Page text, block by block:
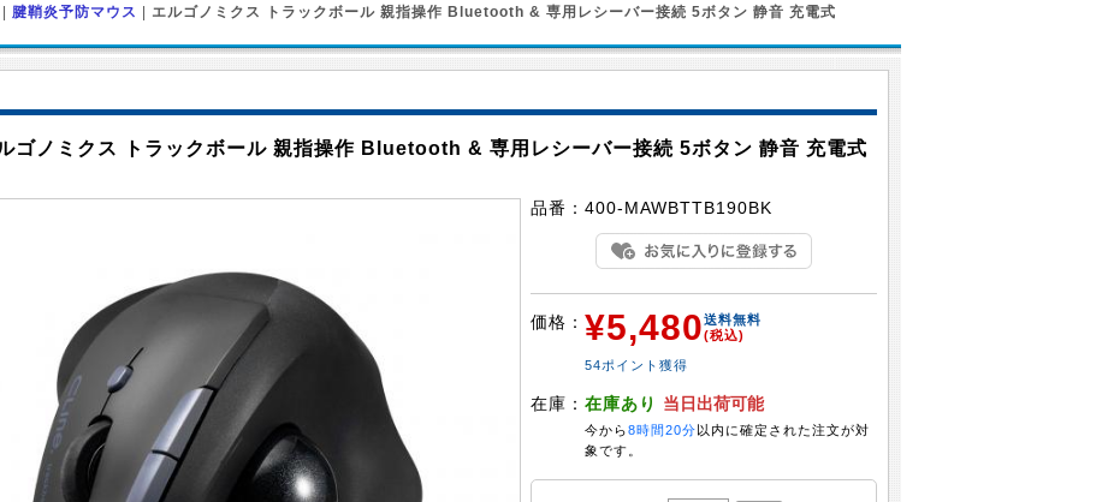
| 腱鞘炎予防マウス | エルゴノミクス トラックボール 親指操作 Bluetooth & 専用レシーバー接続 5ボタン 静音 充電式
ゴノミクス トラックボール 親指操作 Bluetooth & 専用レシーバー接続 5ボタン 静音 充電式
品番： 400-MAWBTTB190BK
価格： ¥5,480送料無料
(税込)
54ポイント獲得
在庫： 在庫あり 当日出荷可能
今から8時間20分以内に確定された注文が対
象です。